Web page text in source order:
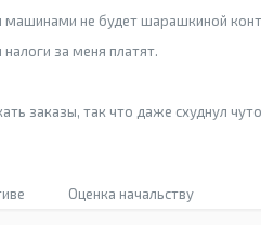
не будет шарашкиной
за меня платят.
заказы, так что даже схуднул
Оценка начальству